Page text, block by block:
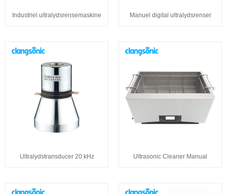
Industriel ultralydsrensemaskine Manuel digital ultralydsrenser
Ultralydstransducer 20 kHz Ultrasonic Cleaner Manual